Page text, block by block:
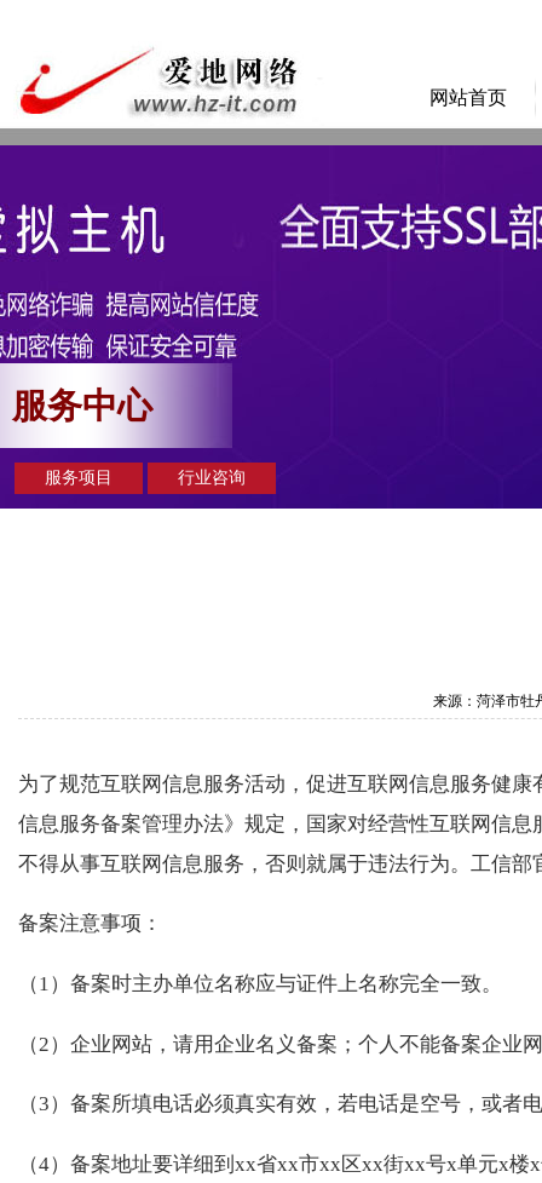
网站首页
服务中心
服务项目 行业咨询
来源：菏泽市
为了规范互联网信息服务活动，促进互联网信息服务健
信息服务备案管理办法》规定，国家对经营性互联网信
不得从事互联网信息服务，否则就属于违法行为。工信
备案注意事项：
（1）备案时主办单位名称应与证件上名称完全一致。
（2）企业网站，请用企业名义备案；个人不能备案企
（3）备案所填电话必须真实有效，若电话是空号，或
（4）备案地址要详细到xx省xx市xx区xx街xx号x单元x